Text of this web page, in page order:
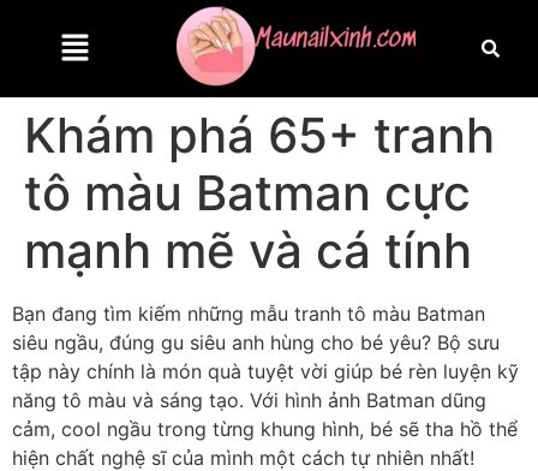
Khám phá 65+ tranh
tô màu Batman cực
mạnh mẽ và cá tính
Bạn đang tìm kiếm những mẫu tranh tô màu Batman
siêu ngầu, đúng gu siêu anh hùng cho bé yêu? Bộ sưu
tập này chính là món quà tuyệt vời giúp bé rèn luyện kỹ
năng tô màu và sáng tạo. Với hình ảnh Batman dũng
cảm, cool ngầu trong từng khung hình, bé sẽ tha hồ thể
hiện chất nghệ sĩ của mình một cách tự nhiên nhất!